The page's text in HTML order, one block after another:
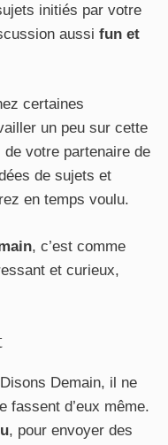
initiés par votre
aussi fun et
certaines
un peu sur cette
votre partenaire de
de sujets et
en temps voulu.
, c’est comme
et curieux,
Demain, il ne
fassent d’eux même.
, pour envoyer des